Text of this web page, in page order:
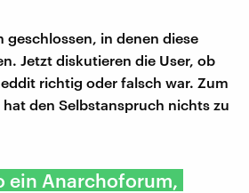
geschlossen, in denen diese
Jetzt diskutieren die User, ob
richtig oder falsch war. Zum
den Selbstanspruch nichts zu
ein Anarchoforum,